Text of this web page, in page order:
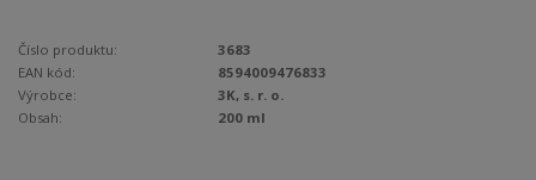
Číslo produktu:
3683
EAN kód:
8594009476833
Výrobce:
3K, s. r. o.
Obsah:
200 ml